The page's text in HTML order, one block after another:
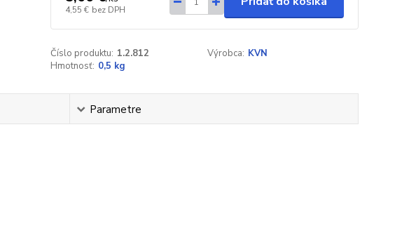
4,55 € bez DPH
Číslo produktu: 1.2.812 Výrobca: KVN
Hmotnosť: 0,5 kg
Parametre